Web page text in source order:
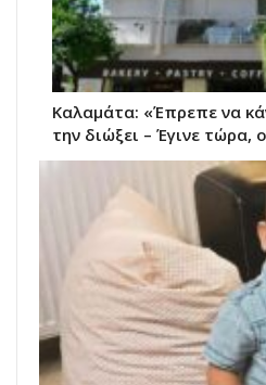
Καλαμάτα: «Έπρεπε να
την διώξει – Έγινε